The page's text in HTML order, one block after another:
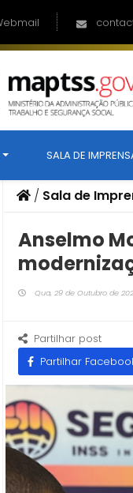
SALA DE
/ Sala de
Anselmo
Qua, 29 de Outubro de
Partilhar post
Partilhar